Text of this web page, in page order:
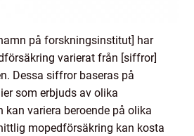
på forskningsinstitut] har
varierat från [siffror]
Dessa siffror baseras på
som erbjuds av olika
variera beroende på olika
mopedförsäkring kan kosta